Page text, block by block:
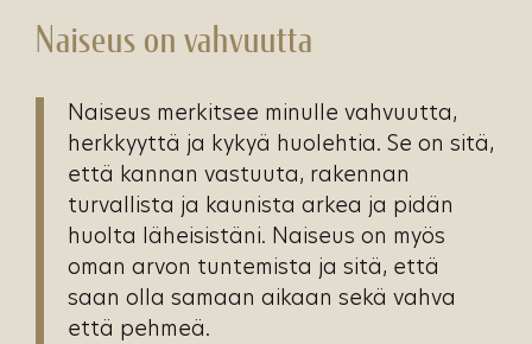
Naiseus on vahvuutta
Naiseus merkitsee minulle vahvuutta,
herkkyyttä ja kykyä huolehtia. Se on sitä,
että kannan vastuuta, rakennan
turvallista ja kaunista arkea ja pidän
huolta läheisistäni. Naiseus on myös
oman arvon tuntemista ja sitä, että
saan olla samaan aikaan sekä vahva
että pehmeä.